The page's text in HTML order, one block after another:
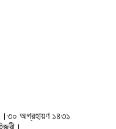
অগ্রহায়ণ ১৪৩১